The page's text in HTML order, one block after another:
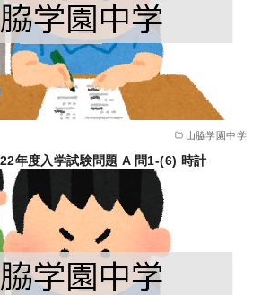
山脇学園中学
年度入学試験問題 A 問1-(6) 時計